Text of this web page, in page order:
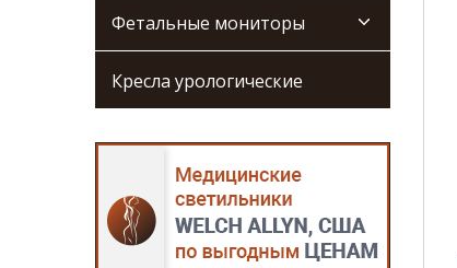
Фетальные мониторы
Кресла урологические